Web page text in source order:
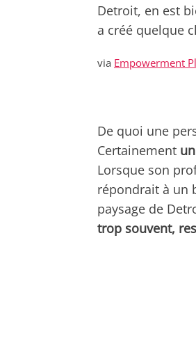
Detroit, en est
a créé quelque
via Empowerment
De quoi une
Certainement
Lorsque son
répondrait à un
paysage de
trop souvent,